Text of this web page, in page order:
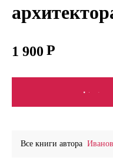
1 900
СООБЩИТЬ О
Все книги автора